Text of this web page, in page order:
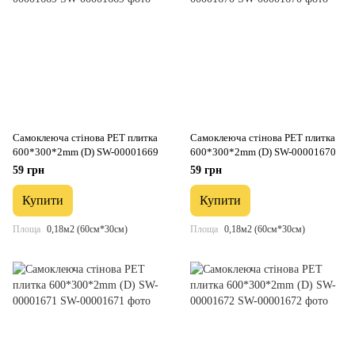
Самоклеюча стінова PET плитка
600*300*2mm (D) SW-00001669
59 грн
Купити
Площа 0,18м2 (60см*30см)
Самоклеюча стінова PET плитка
600*300*2mm (D) SW-00001670
59 грн
Купити
Площа 0,18м2 (60см*30см)